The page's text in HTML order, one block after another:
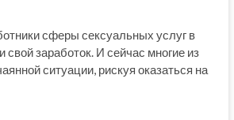
сферы сексуальных услуг в
свой заработок. И сейчас многие из
ситуации, рискуя оказаться на